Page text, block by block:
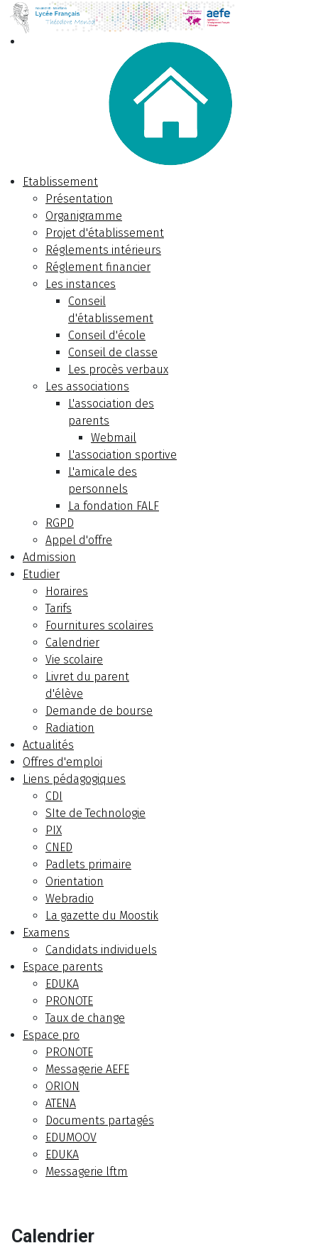
Etablissement
Présentation
Organigramme
Projet d'établissement
Réglements intérieurs
Réglement financier
Les instances
Conseil
d'établissement
Conseil d'école
Conseil de classe
Les procès verbaux
Les associations
L'association des
parents
Webmail
L'association sportive
L'amicale des
personnels
La fondation FALF
RGPD
Appel d'offre
Admission
Etudier
Horaires
Tarifs
Fournitures scolaires
Calendrier
Vie scolaire
Livret du parent
d'élève
Demande de bourse
Radiation
Actualités
Offres d'emploi
Liens pédagogiques
CDI
SIte de Technologie
PIX
CNED
Padlets primaire
Orientation
Webradio
La gazette du Moostik
Examens
Candidats individuels
Espace parents
EDUKA
PRONOTE
Taux de change
Espace pro
PRONOTE
Messagerie AEFE
ORION
ATENA
Documents partagés
EDUMOOV
EDUKA
Messagerie lftm
Calendrier